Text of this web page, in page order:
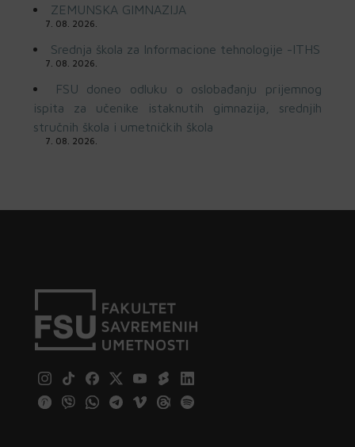
ZEMUNSKA GIMNAZIJA
7. 08. 2026.
Srednja škola za Informacione tehnologije -ITHS
7. 08. 2026.
FSU doneo odluku o oslobađanju prijemnog
ispita za učenike istaknutih gimnazija, srednjih
stručnih škola i umetničkih škola
7. 08. 2026.